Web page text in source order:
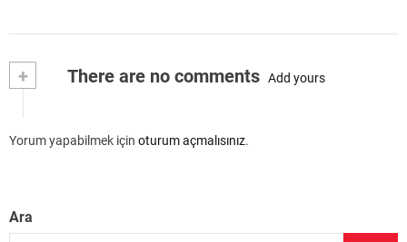
+ There are no comments Add yours
Yorum yapabilmek için oturum açmalısınız.
Ara